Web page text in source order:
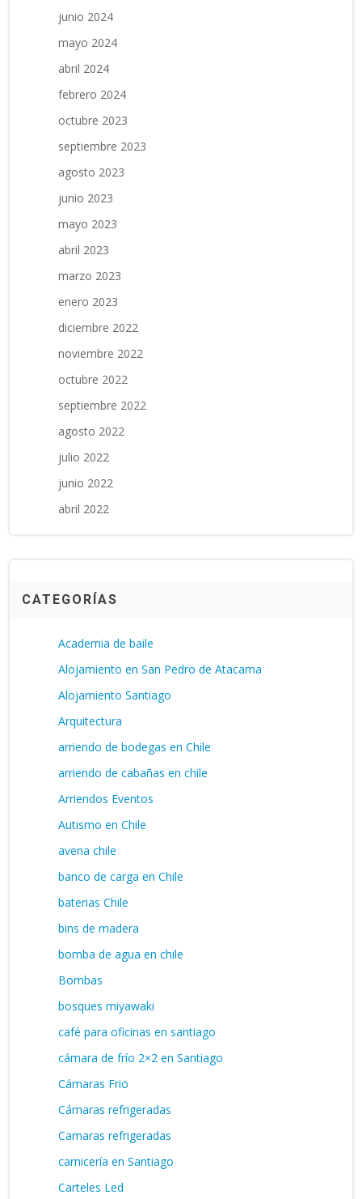
junio 2024
mayo 2024
abril 2024
febrero 2024
octubre 2023
septiembre 2023
agosto 2023
junio 2023
mayo 2023
abril 2023
marzo 2023
enero 2023
diciembre 2022
noviembre 2022
octubre 2022
septiembre 2022
agosto 2022
julio 2022
junio 2022
abril 2022
CATEGORÍAS
Academia de baile
Alojamiento en San Pedro de Atacama
Alojamiento Santiago
Arquitectura
arriendo de bodegas en Chile
arriendo de cabañas en chile
Arriendos Eventos
Autismo en Chile
avena chile
banco de carga en Chile
baterias Chile
bins de madera
bomba de agua en chile
Bombas
bosques miyawaki
café para oficinas en santiago
cámara de frío 2×2 en Santiago
Cámaras Frio
Cámaras refrigeradas
Camaras refrigeradas
carnicería en Santiago
Carteles Led